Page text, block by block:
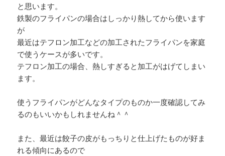
と思います。
鉄製のフライパンの場合はしっかり熱してから使います
が
最近はテフロン加工などの加工されたフライパンを家庭
で使うケースが多いです。
テフロン加工の場合、熱しすぎると加工がはげてしまい
ます。
使うフライパンがどんなタイプのものか一度確認してみ
るのもいいかもしれませんね＾＾
また、最近は餃子の皮がもっちりと仕上げたものが好ま
れる傾向にあるので